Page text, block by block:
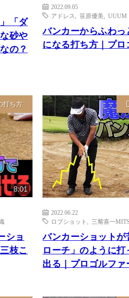
「ダ
砂や
の？
2022.09.05
アドレス
,笹原優美 ,UUUM
バンカーからふわっ
になる打ち方｜プ
打ち方
8:01
ショ
枝こ
2022.06.22
ロブショット
三觜喜一
バンカーショット
ローチ」のように
出る｜プロゴルファ